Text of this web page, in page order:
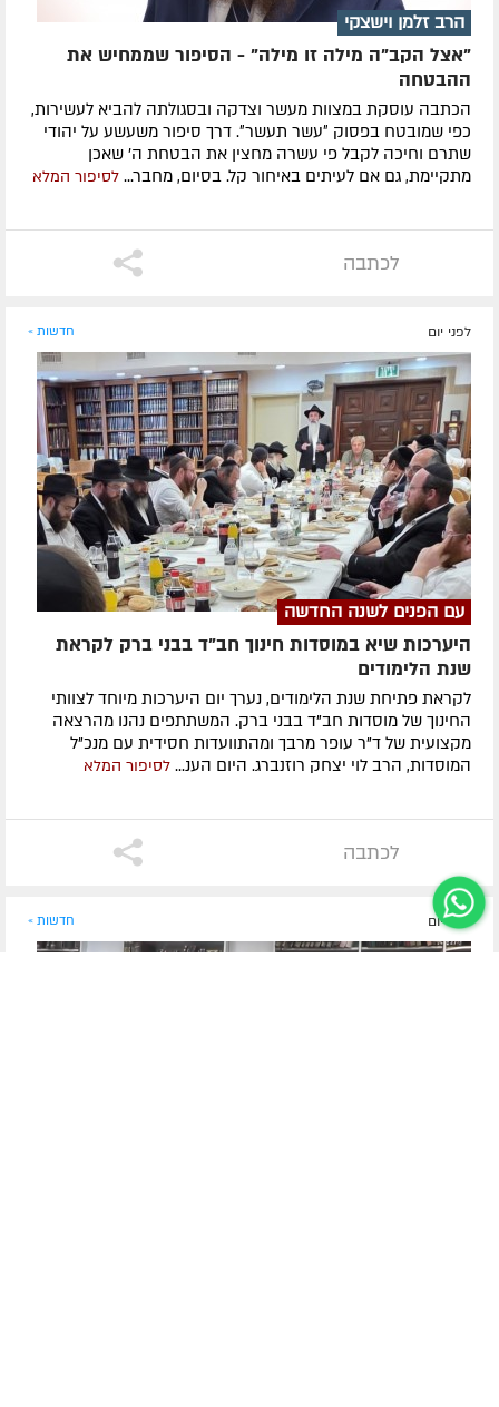
הרב זלמן וישצקי
"אצל הקב"ה מילה זו מילה" - הסיפור שממחיש את
ההבטחה
הכתבה עוסקת במצוות מעשר וצדקה ובסגולתה להביא לעשירות,
כפי שמובטח בפסוק ״עשר תעשר״. דרך סיפור משעשע על יהודי
שתרם וחיכה לקבל פי עשרה מחצין את הבטחת ה' שאכן
מתקיימת, גם אם לעיתים באיחור קל. בסיום, מחבר... לסיפור המלא
לכתבה
לפני יום חדשות »
עם הפנים לשנה החדשה
היערכות שיא במוסדות חינוך חב"ד בבני ברק לקראת
שנת הלימודים
לקראת פתיחת שנת הלימודים, נערך יום היערכות מיוחד לצוותי
החינוך של מוסדות חב"ד בבני ברק. המשתתפים נהנו מהרצאה
מקצועית של ד"ר עופר מרבך ומהתוועדות חסידית עם מנכ"ל
המוסדות, הרב לוי יצחק רוזנברג. היום הענ... לסיפור המלא
לכתבה
לפני יום חדשות »